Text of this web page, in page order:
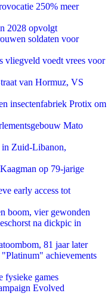
250% meer
2028 opvolgt
soldaten voor
vliegveld voedt vrees voor
van Hormuz, VS
insectenfabriek Protix om
Mato
in Zuid-Libanon,
op 79-jarige
early access tot
boom, vier gewonden
na dickpic in
81 jaar later
achievements
fysieke games
Evolved